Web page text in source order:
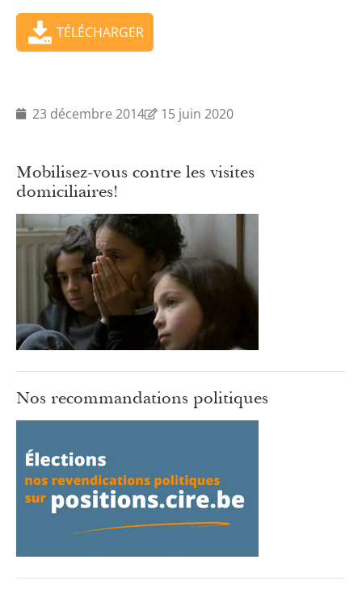
TÉLÉCHARGER
23 décembre 2014 15 juin 2020
Mobilisez-vous contre les visites
domiciliaires!
Nos recommandations politiques